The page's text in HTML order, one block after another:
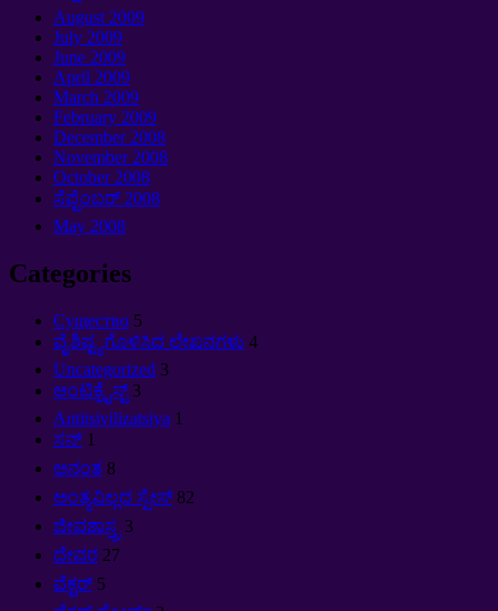
August 2009
July 2009
June 2009
April 2009
March 2009
February 2009
December2008
November2008
October2008
ಸೆಪ್ಟೆಂಬರ್ 2008
May 2008
Categories
Cущество 5
ವೈಶಿಷ್ಟ್ಯಗೊಳಿಸಿದ ಲೇಖನಗಳು 4
Uncategorized 3
ಆಂಟಿಕ್ರೈಸ್ಟ್ 3
Antitsivilizatsiya 1
ಸನ್ 1
ಅನಂತ 8
ಅಂತ್ಯವಿಲ್ಲದ ಸ್ಪೇಸ್ 82
ಜೀವಶಾಸ್ತ್ರ 3
ದೇವರ 27
ವೆಕ್ಟರ್ 5